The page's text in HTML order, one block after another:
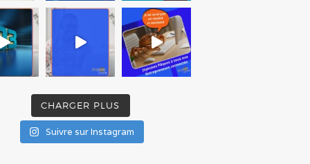
CHARGER PLUS
Suivre sur Instagram